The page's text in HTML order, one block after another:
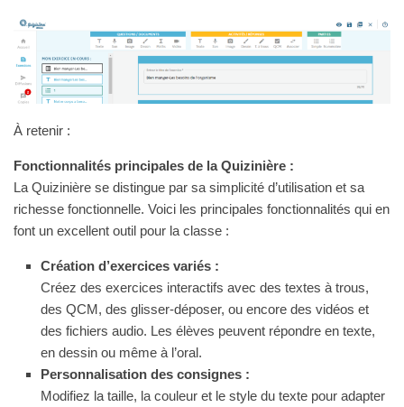
À retenir :
Fonctionnalités principales de la Quizinière :
La Quizinière se distingue par sa simplicité d’utilisation et sa
richesse fonctionnelle. Voici les principales fonctionnalités qui en
font un excellent outil pour la classe :
Création d’exercices variés :
Créez des exercices interactifs avec des textes à trous,
des QCM, des glisser-déposer, ou encore des vidéos et
des fichiers audio. Les élèves peuvent répondre en texte,
en dessin ou même à l’oral.
Personnalisation des consignes :
Modifiez la taille, la couleur et le style du texte pour adapter